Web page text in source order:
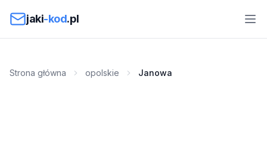
jaki-kod.pl
Strona główna opolskie Janowa